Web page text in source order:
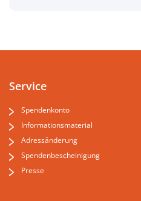
Service
Spendenkonto
Informationsmaterial
Adressänderung
Spendenbescheinigung
Presse